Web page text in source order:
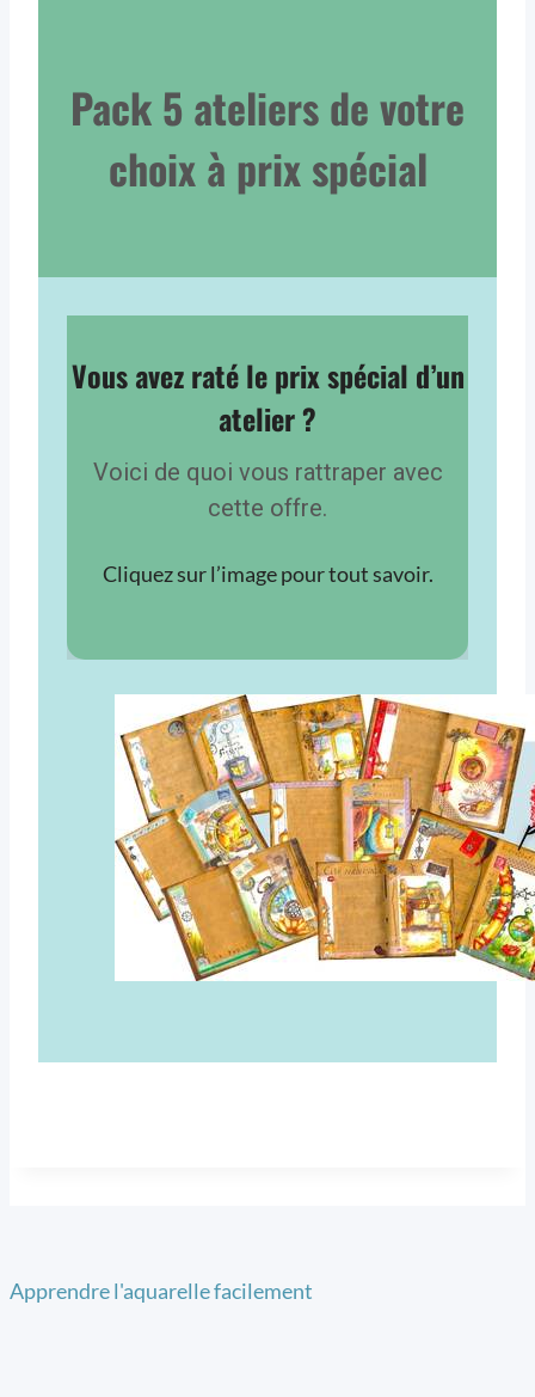
Pack 5 ateliers de votre
choix à prix spécial
Vous avez raté le prix spécial d’un
atelier ?
Voici de quoi vous rattraper avec
cette offre.
Cliquez sur l’image pour tout savoir.
Apprendre l'aquarelle facilement